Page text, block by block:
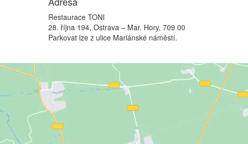
Restaurace TONI
28. října 194, Ostrava – Mar. Hory, 709 00
Parkovat lze z ulice Mariánské náměstí.